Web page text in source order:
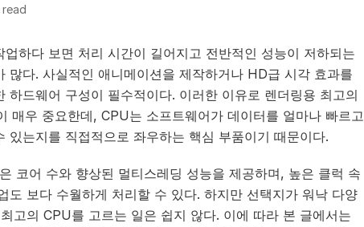
read
업하다 보면 처리 시간이 길어지고 전반적인 성능이 저하되는
많다. 사실적인 애니메이션을 제작하거나 HD급 시각 효과를
하드웨어 구성이 필수적이다. 이러한 이유로 렌더링용 최고의
매우 중요한데, CPU는 소프트웨어가 데이터를 얼마나 빠르고
있는지를 직접적으로 좌우하는 핵심 부품이기 때문이다.
코어 수와 향상된 멀티스레딩 성능을 제공하며, 높은 클럭 속
도 보다 수월하게 처리할 수 있다. 하지만 선택지가 워낙 다양
고의 CPU를 고르는 일은 쉽지 않다. 이에 따라 본 글에서는